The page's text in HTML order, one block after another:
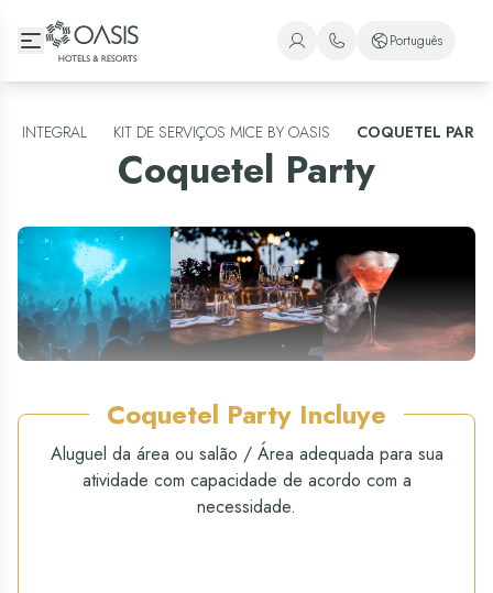
Oasis Hotels & Resorts
+1 (800) 446-2747
+52 998 240 7091
Português
Espanhol
Inglês
Português
INTEGRAL KIT DE SERVIÇOS MICE BY OASIS COQUETEL PARTY
Coquetel Party
Coquetel Party Incluye
Aluguel da área ou salão / Área adequada para sua
atividade com capacidade de acordo com a
necessidade.